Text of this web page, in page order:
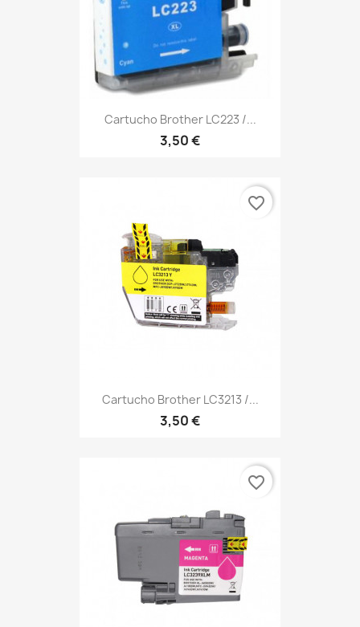
Cartucho Brother LC223 /...
3,50 €
Cartucho Brother LC3213 /...
3,50 €
favorite_border
favorite_border